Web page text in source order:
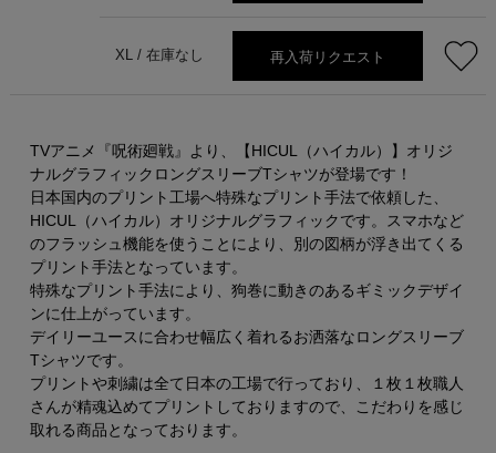
XL / 在庫なし 再入荷リクエスト
TVアニメ『呪術廻戦』より、【HICUL（ハイカル）】オリジ
ナルグラフィックロングスリーブTシャツが登場です！
日本国内のプリント工場へ特殊なプリント手法で依頼した、
HICUL（ハイカル）オリジナルグラフィックです。スマホなど
のフラッシュ機能を使うことにより、別の図柄が浮き出てくる
プリント手法となっています。
特殊なプリント手法により、狗巻に動きのあるギミックデザイ
ンに仕上がっています。
デイリーユースに合わせ幅広く着れるお洒落なロングスリーブ
Tシャツです。
プリントや刺繍は全て日本の工場で行っており、１枚１枚職人
さんが精魂込めてプリントしておりますので、こだわりを感じ
取れる商品となっております。